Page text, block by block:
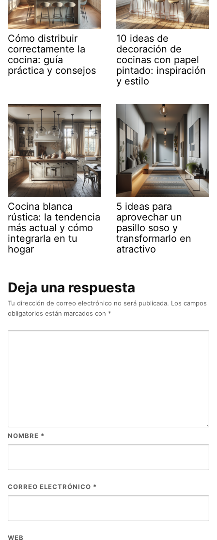
Cómo distribuir
correctamente la
cocina: guía
práctica y consejos
10 ideas de
decoración de
cocinas con papel
pintado: inspiración
y estilo
Cocina blanca
rústica: la tendencia
más actual y cómo
integrarla en tu
hogar
5 ideas para
aprovechar un
pasillo soso y
transformarlo en
atractivo
Deja una respuesta
Tu dirección de correo electrónico no será publicada. Los campos
obligatorios están marcados con *
NOMBRE *
CORREO ELECTRÓNICO *
WEB